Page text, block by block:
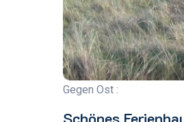
Gegen Ost :